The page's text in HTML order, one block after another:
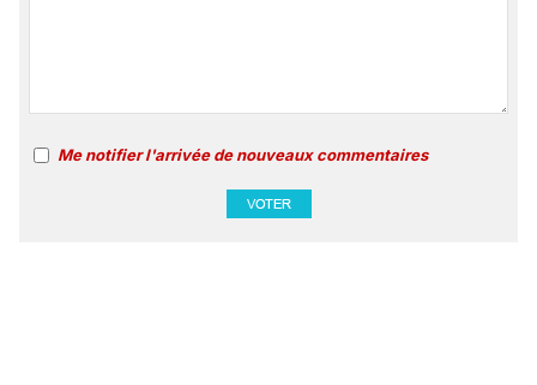
Me notifier l'arrivée de nouveaux commentaires